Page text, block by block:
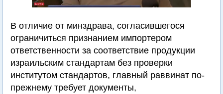
В отличие от минздрава, согласившегося
ограничиться признанием импортером
ответственности за соответствие продукции
израильским стандартам без проверки
институтом стандартов, главный раввинат по-
прежнему требует документы,